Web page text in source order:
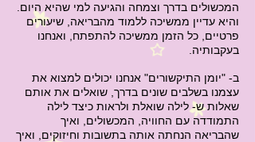
המכשולים בדרך וצמחה והגיעה למי שהיא היום.
והיא עדיין ממשיכה ללמוד מהבריאה, שיעורים
פרטיים, כל הזמן ממשיכה להתפתח, ואנחנו
בעקבותיה.
ב- "יומן התיקשורים" אנחנו יכולים למצוא את
עצמנו בשלבים שונים בדרך, שואלים את אותם
שאלות ש- לילה שואלת ולראות כיצד לילה
התמודדה עם החוויה, המכשולים, ואיך
שהבריאה הנחתה אותה בתשובות וחיזוקים, ואיך